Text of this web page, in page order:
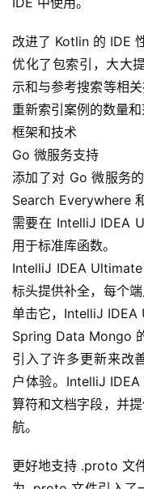
改进了 Kotlin 的 IDE
优化了包索引，大大
示和与参考搜索等相
重新索引案例的数量和
框架和技术
Go 微服务支持
添加了对 Go 微服务
Search Everywhere
需要在 IntelliJ IDEA
用于标准库函数。
IntelliJ IDEA
标头提供补全，每个
单击它，IntelliJ IDEA
Spring Data Mongo
引入了许多更新来改
户体验。IntelliJ
算符和文档字段，并
航。
更好地支持 .proto 文